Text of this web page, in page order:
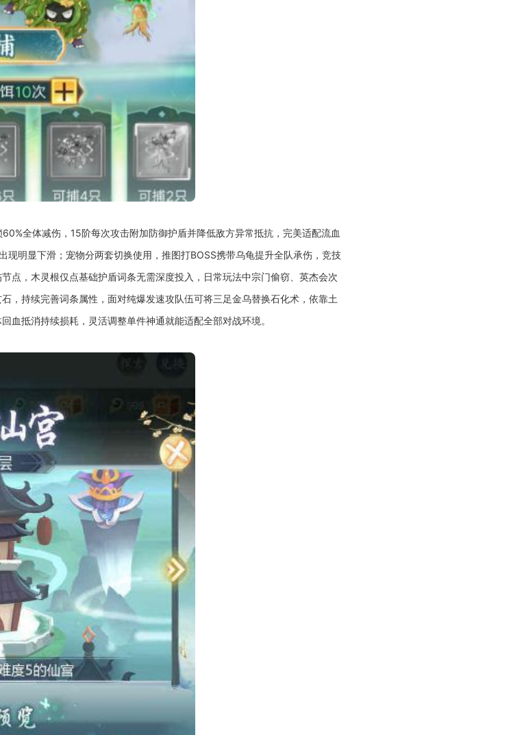
全体减伤，15阶每次攻击附加防御护盾并降低敌方异常抵抗，完美适配流血
明显下滑；宠物分两套切换使用，推图打BOSS携带乌龟提升全队承伤，竞技
点，木灵根仅点基础护盾词条无需深度投入，日常玩法中宗门偷窃、英杰会次
，持续完善词条属性，面对纯爆发速攻队伍可将三足金乌替换石化术，依靠土
血抵消持续损耗，灵活调整单件神通就能适配全部对战环境。